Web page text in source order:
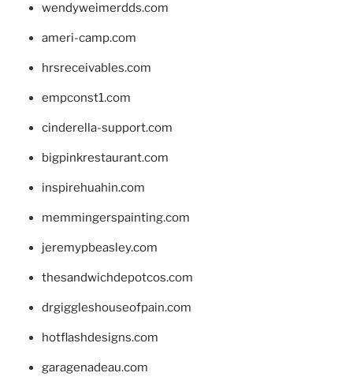
wendyweimerdds.com
ameri-camp.com
hrsreceivables.com
empconst1.com
cinderella-support.com
bigpinkrestaurant.com
inspirehuahin.com
memmingerspainting.com
jeremypbeasley.com
thesandwichdepotcos.com
drgiggleshouseofpain.com
hotflashdesigns.com
garagenadeau.com